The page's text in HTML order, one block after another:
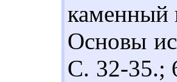
каменный
Основы
С. 32-35.;